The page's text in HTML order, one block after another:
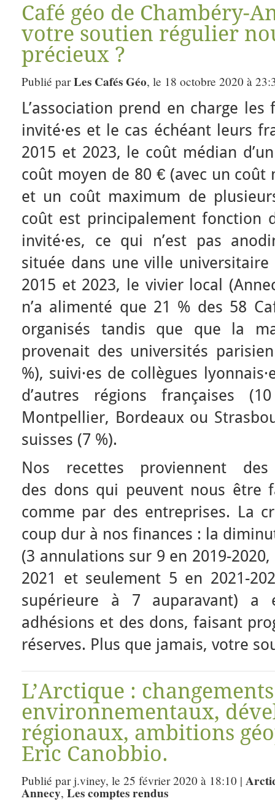
Café géo de Chambéry-
votre soutien régulier
précieux ?
Publié parLes Cafés Géo, le 18 octobre 2020 à
L’association prend en charge
invité·es et le cas échéant leurs
2015 et 2023, le coût médian
coût moyen de 80 € (avec un
et un coût maximum de
coût est principalement fonction
invité·es, ce qui n’est pas
située dans une ville
2015 et 2023, le vivier local
n’a alimenté que 21 % des 58
organisés tandis que que la
provenait des universités
%), suivi·es de collègues
d’autres régions françaises
Montpellier, Bordeaux ou
suisses (7 %).
Nos recettes proviennent
des dons qui peuvent nous être
comme par des entreprises. La
coup dur à nos finances : la
(3 annulations sur 9 en 2019-
2021 et seulement 5 en 2021-
supérieure à 7 auparavant) a
adhésions et des dons, faisant
réserves. Plus que jamais, votre
L’Arctique : changements
environnementaux,
régionaux, ambitions
Eric Canobbio.
Publié par j.viney, le 25 février 2020 à 18:10 |
Annecy, Les comptes rendus